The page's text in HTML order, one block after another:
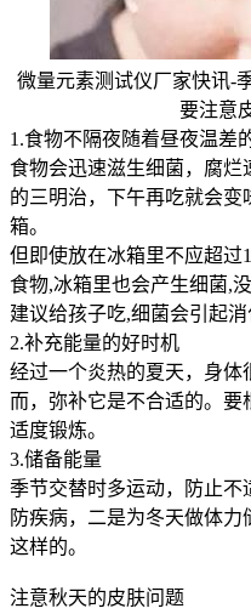
微量元素测试仪厂家快讯-
要注意
1.食物不隔夜随着昼夜温差
食物会迅速滋生细菌，腐
的三明治，下午再吃就会
箱。
但即使放在冰箱里不应超过
食物,冰箱里也会产生细菌,
建议给孩子吃,细菌会引起消
2.补充能量的好时机
经过一个炎热的夏天，身
而，弥补它是不合适的。要
适度锻炼。
3.储备能量
季节交替时多运动，防止不
防疾病，二是为冬天做体
这样的。
注意秋天的皮肤问题